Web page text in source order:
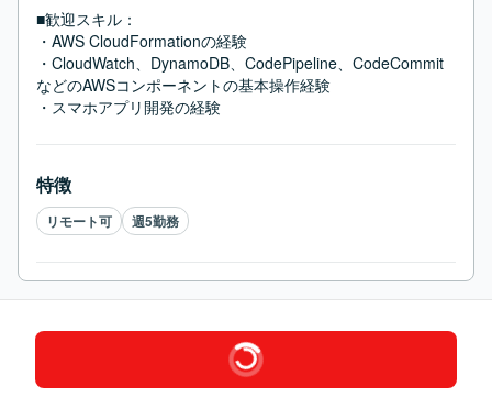
■歓迎スキル：
・AWS CloudFormationの経験
・CloudWatch、DynamoDB、CodePipeline、CodeCommit
などのAWSコンポーネントの基本操作経験
・スマホアプリ開発の経験
特徴
リモート可 週5勤務